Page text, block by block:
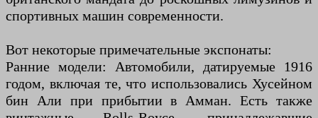
спортивных машин современности.
Вот некоторые примечательные экспонаты:
Ранние модели: Автомобили, датируемые 1916
годом, включая те, что использовались Хусейном
бин Али при прибытии в Амман. Есть также